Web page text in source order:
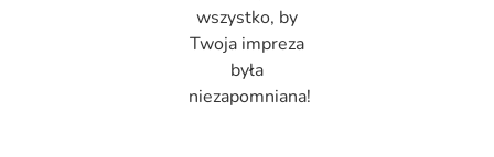
wszystko, by
Twoja impreza
była
niezapomniana!